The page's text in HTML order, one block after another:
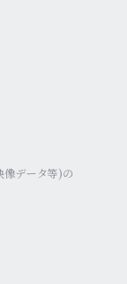
像データ等)の